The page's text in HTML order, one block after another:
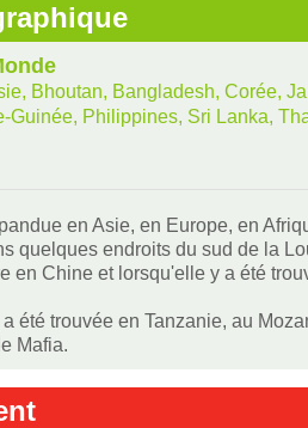
Bhoutan, Bangladesh, Corée,
Guinée, Philippines, Sri Lanka,
en Asie, en Europe, en
quelques endroits du sud de la
en Chine et lorsqu'elle y a été
été trouvée en Tanzanie, au
Mafia.